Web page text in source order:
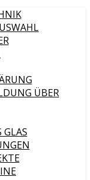
ÜBER
GLAS